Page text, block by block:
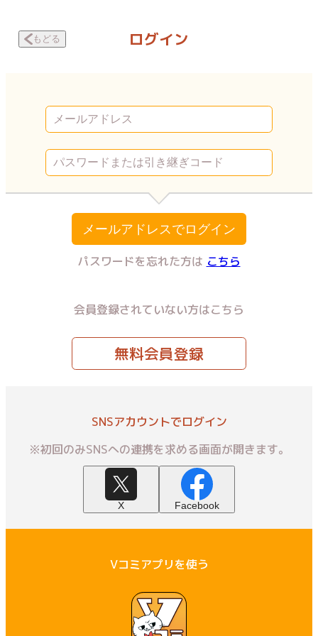
もどる ログイン
メールアドレスでログイン
パスワードを忘れた方は こちら
会員登録されていない方はこちら
無料会員登録
SNSアカウントでログイン
※初回のみSNSへの連携を求める画面が開きます。
X Facebook
Vコミアプリを使う